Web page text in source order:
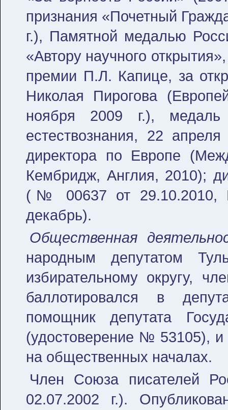
признания «Почетный
г.), Памятной медалью
«Автору научного
премии П.Л. Капице, за
Николая Пирогова
ноября 2009 г.),
естествознания, 22
директора по Европе
Кембридж, Англия, 2010);
(№ 00637 от 29.10.2010,
декабрь).
Общественная
народным депутатом
избирательному округу,
баллотировался в
помощник депутата
(удостоверение № 53105),
на общественных началах.
Член Союза писателей
02.07.2002 г.).